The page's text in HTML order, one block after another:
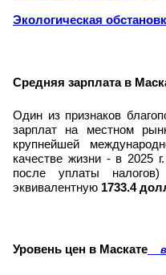
Экологическая
Средняя зарплата в
Один из признаков
зарплат на местном
крупнейшей
качестве жизни - в 2025
после уплаты
эквивалентную 1733.4
Уровень цен в Маскате